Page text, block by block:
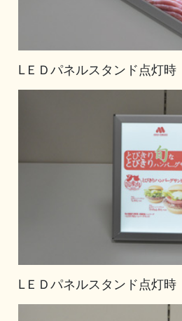
LＥＤパネルスタンド点灯時
LＥＤパネルスタンド点灯時